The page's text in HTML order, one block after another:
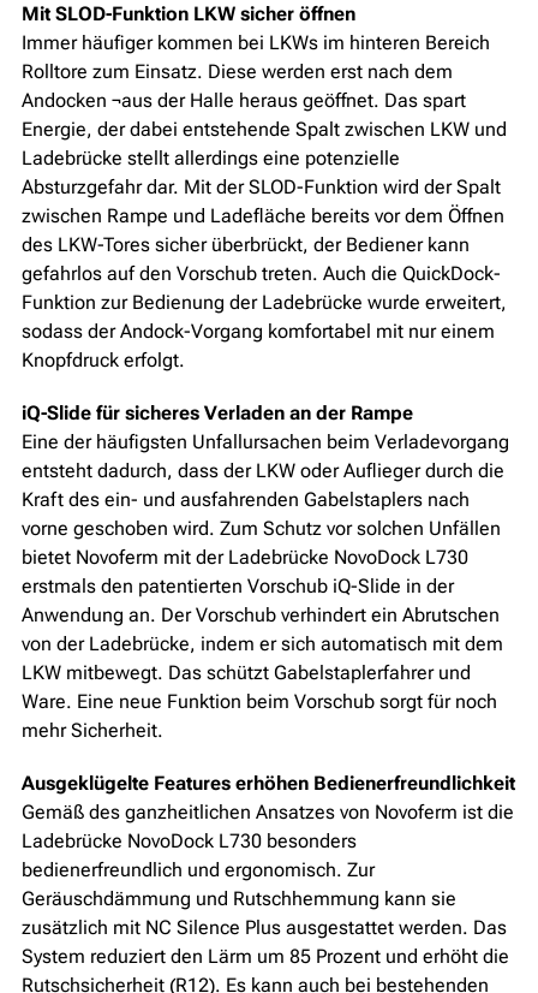
Mit SLOD-Funktion LKW sicher öffnen
Immer häufiger kommen bei LKWs im hinteren Bereich
Rolltore zum Einsatz. Diese werden erst nach dem
Andocken ¬aus der Halle heraus geöffnet. Das spart
Energie, der dabei entstehende Spalt zwischen LKW und
Ladebrücke stellt allerdings eine potenzielle
Absturzgefahr dar. Mit der SLOD-Funktion wird der Spalt
zwischen Rampe und Ladefläche bereits vor dem Öffnen
des LKW-Tores sicher überbrückt, der Bediener kann
gefahrlos auf den Vorschub treten. Auch die QuickDock-
Funktion zur Bedienung der Ladebrücke wurde erweitert,
sodass der Andock-Vorgang komfortabel mit nur einem
Knopfdruck erfolgt.
iQ-Slide für sicheres Verladen an der Rampe
Eine der häufigsten Unfallursachen beim Verladevorgang
entsteht dadurch, dass der LKW oder Auflieger durch die
Kraft des ein- und ausfahrenden Gabelstaplers nach
vorne geschoben wird. Zum Schutz vor solchen Unfällen
bietet Novoferm mit der Ladebrücke NovoDock L730
erstmals den patentierten Vorschub iQ-Slide in der
Anwendung an. Der Vorschub verhindert ein Abrutschen
von der Ladebrücke, indem er sich automatisch mit dem
LKW mitbewegt. Das schützt Gabelstaplerfahrer und
Ware. Eine neue Funktion beim Vorschub sorgt für noch
mehr Sicherheit.
Ausgeklügelte Features erhöhen Bedienerfreundlichkeit
Gemäß des ganzheitlichen Ansatzes von Novoferm ist die
Ladebrücke NovoDock L730 besonders
bedienerfreundlich und ergonomisch. Zur
Geräuschdämmung und Rutschhemmung kann sie
zusätzlich mit NC Silence Plus ausgestattet werden. Das
System reduziert den Lärm um 85 Prozent und erhöht die
Rutschsicherheit (R12). Es kann auch bei bestehenden